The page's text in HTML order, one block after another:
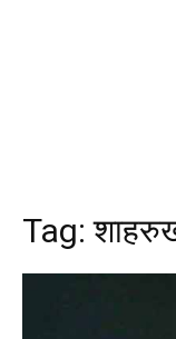
Tag: